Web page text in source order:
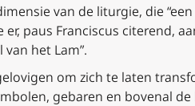
van de liturgie, die
paus Franciscus citerend,
het Lam”.
om zich te laten
gebaren en bovenal